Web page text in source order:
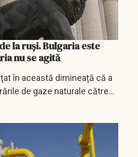
la ruși. Bulgaria este
nu se agită
în această dimineață că a
de gaze naturale către
Sofia nu a plătit în ruble